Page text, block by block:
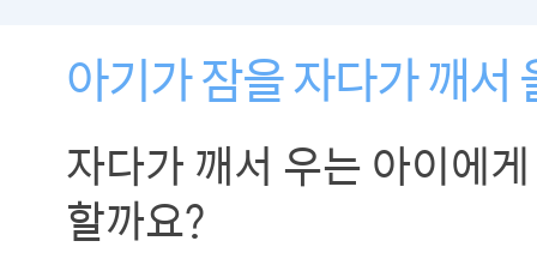
아기가 잠을 자다가 깨서
자다가 깨서 우는 아이에
할까요?